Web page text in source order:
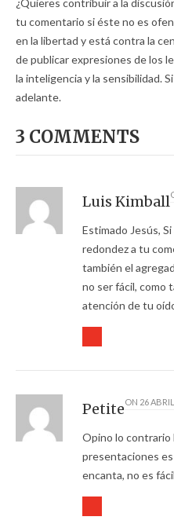
¿Quieres contribuir a la
tu comentario si éste no es
en la libertad y está contra la
de publicar expresiones de los
la inteligencia y la sensibilidad.
adelante.
3 COMMENTS
Luis Kimball
Estimado Jesús,
redondez a tu
también el
no ser fácil, como
atención de tu
PetiteON 26
Opino lo contrario
presentaciones
encanta, no es